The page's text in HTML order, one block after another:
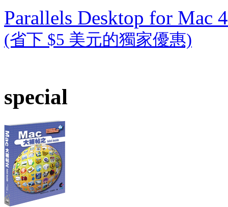
Parallels Desktop for Mac
(省下 $5 美元的獨家優惠)
special